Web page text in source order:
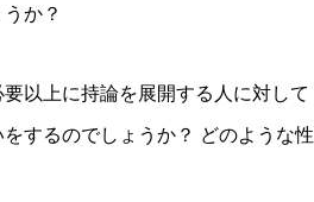
か？
以上に持論を展開する人に対して
するのでしょうか？ どのような性